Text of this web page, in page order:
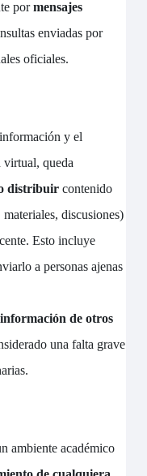
pormensajes
enviadas por
oficiales.
y el
virtual, queda
distribuir contenido
discusiones)
Esto incluye
a personas ajenas
de otros
una falta grave
ambiente académico